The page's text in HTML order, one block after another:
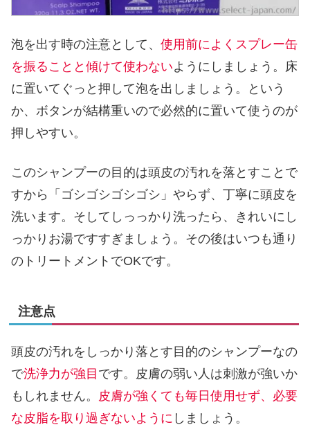
泡を出す時の注意として、 使用前によくスプレー缶
を振ることと傾けて使わないようにしましょう。床
に置いてぐっと押して泡を出しましょう。という
か、ボタンが結構重いので必然的に置いて使うのが
押しやすい。
このシャンプーの目的は頭皮の汚れを落とすことで
すから「ゴシゴシゴシゴシ」やらず、丁寧に頭皮を
洗います。そしてしっっかり洗ったら、きれいにし
っかりお湯ですすぎましょう。その後はいつも通り
のトリートメントでOKです。
注意点
頭皮の汚れをしっかり落とす目的のシャンプーなの
で洗浄力が強目 です。皮膚の弱い人は刺激が強いか
もしれません。 皮膚が強くても毎日使用せず、必要
な皮脂を取り過ぎないように しましょう。